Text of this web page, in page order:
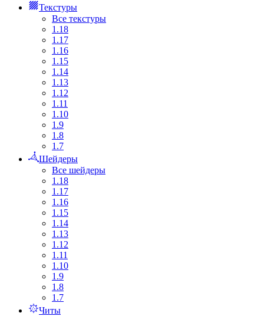
Текстуры
Все текстуры
1.18
1.17
1.16
1.15
1.14
1.13
1.12
1.11
1.10
1.9
1.8
1.7
Шейдеры
Все шейдеры
1.18
1.17
1.16
1.15
1.14
1.13
1.12
1.11
1.10
1.9
1.8
1.7
Читы